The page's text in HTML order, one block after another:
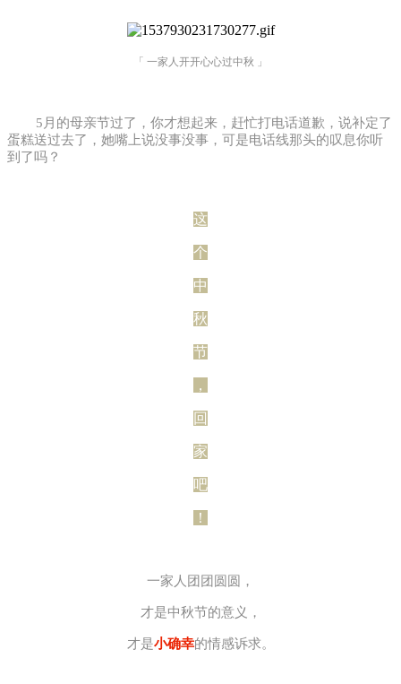
「 一家人开开心心过中秋 」
5月的母亲节过了，你才想起来，赶忙打电话道歉，说补定了
蛋糕送过去了，她嘴上说没事没事，可是电话线那头的叹息你听
到了吗？
这
个
中
秋
节
，
回
家
吧
！
一家人团团圆圆，
才是中秋节的意义，
才是小确幸的情感诉求。